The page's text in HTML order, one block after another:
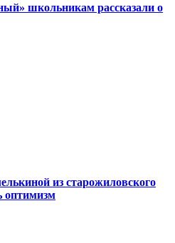
школьникам рассказали о
из старожиловского
оптимизм